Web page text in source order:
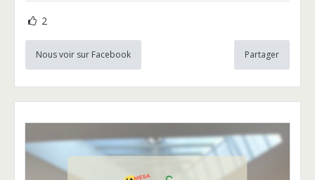
2
Nous voir sur Facebook Partager